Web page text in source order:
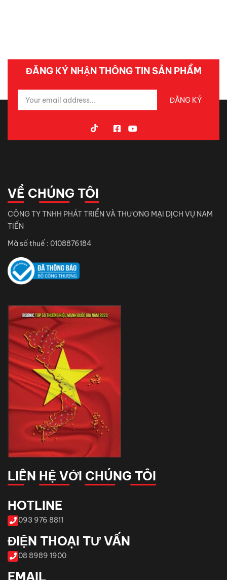
ĐĂNG KÝ NHẬN THÔNG TIN SẢN PHẨM
VỀ CHÚNG TÔI
CÔNG TY TNHH PHÁT TRIỂN VÀ THƯƠNG MẠI DỊCH VỤ NAM
TIẾN
Mã số thuế : 0108876184
LIÊN HỆ VỚI CHÚNG TÔI
HOTLINE
093 976 8811
ĐIỆN THOẠI TƯ VẤN
08 8989 1900
EMAIL